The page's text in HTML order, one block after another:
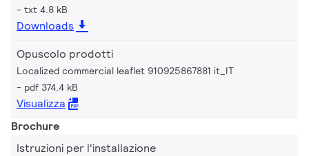
txt 4.8 kB
Downloads
Opuscolo prodotti
Localized commercial leaflet 910925867881 it_IT
pdf 374.4 kB
Visualizza
Brochure
Istruzioni per l'installazione